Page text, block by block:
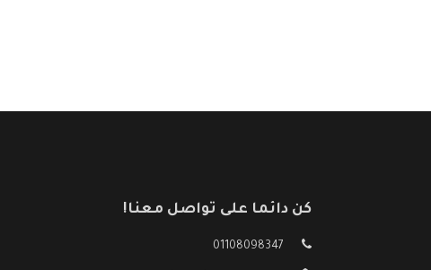
كن دائما على تواصل معنا!
01108098347